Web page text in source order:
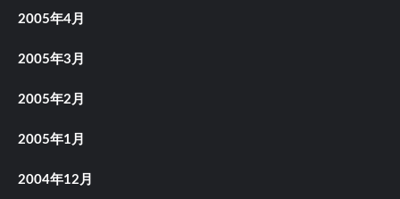
2005年4月
2005年3月
2005年2月
2005年1月
2004年12月